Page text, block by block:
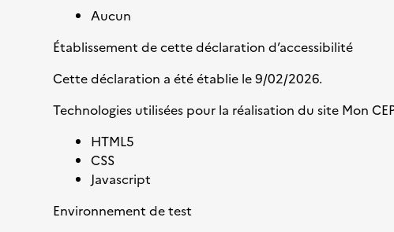
Aucun
Établissement de cette déclaration d’accessibilité
Cette déclaration a été établie le 9/02/2026.
Technologies utilisées pour la réalisation du site Mon
HTML5
CSS
Javascript
Environnement de test